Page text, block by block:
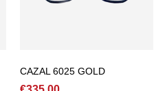
CAZAL 6025 GOLD